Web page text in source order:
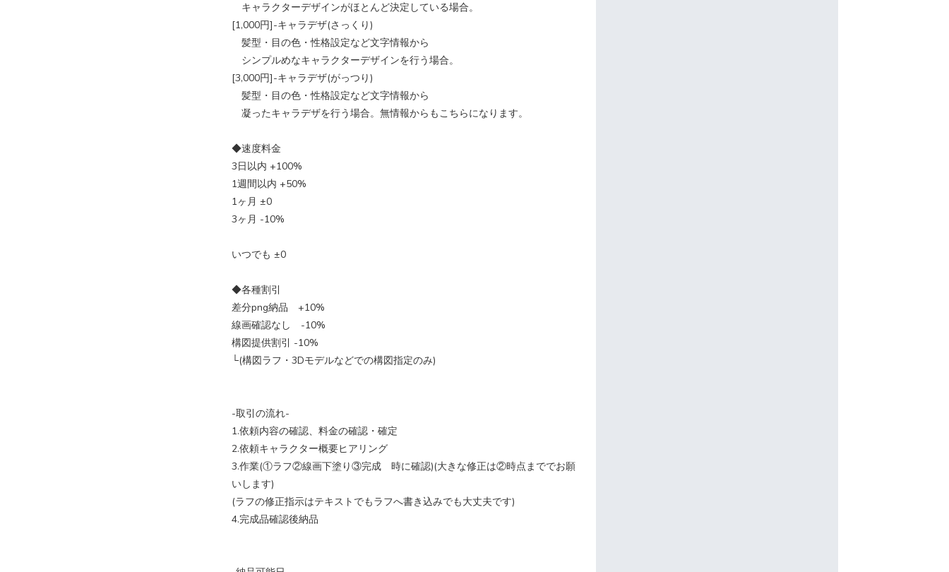
キャラクターデザインがほとんど決定している場合。
[1,000円]-キャラデザ(さっくり)
髪型・目の色・性格設定など文字情報から
シンプルめなキャラクターデザインを行う場合。
[3,000円]-キャラデザ(がっつり)
髪型・目の色・性格設定など文字情報から
凝ったキャラデザを行う場合。無情報からもこちらになります。
◆速度料金
3日以内 +100%
1週間以内 +50%
1ヶ月 ±0
3ヶ月 -10%
いつでも ±0
◆各種割引
差分png納品 +10%
線画確認なし -10%
構図提供割引 -10%
└(構図ラフ・3Dモデルなどでの構図指定のみ)
-取引の流れ-
1.依頼内容の確認、料金の確認・確定
2.依頼キャラクター概要ヒアリング
3.作業(①ラフ②線画下塗り③完成 時に確認)(大きな修正は②時点まででお願
いします)
(ラフの修正指示はテキストでもラフへ書き込みでも大丈夫です)
4.完成品確認後納品